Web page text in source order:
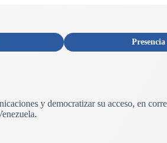
y democratizar su acceso, en